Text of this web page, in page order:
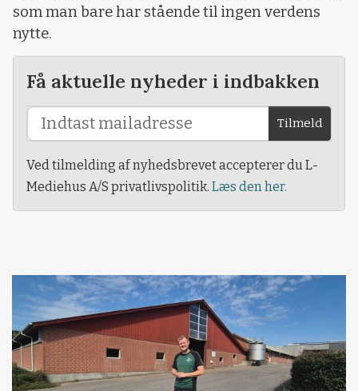
som man bare har stående til ingen verdens
nytte.
Få aktuelle nyheder i indbakken
Tilmeld
Ved tilmelding af nyhedsbrevet accepterer du L-
Mediehus A/S privatlivspolitik. Læs den her.